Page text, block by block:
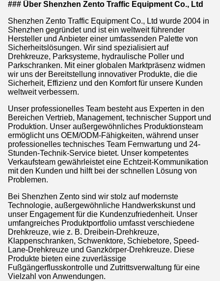
### Über Shenzhen Zento Traffic Equipment Co., Ltd
Shenzhen Zento Traffic Equipment Co., Ltd wurde 2004 in
Shenzhen gegründet und ist ein weltweit führender
Hersteller und Anbieter einer umfassenden Palette von
Sicherheitslösungen. Wir sind spezialisiert auf
Drehkreuze, Parksysteme, hydraulische Poller und
Parkschranken. Mit einer globalen Marktpräsenz widmen
wir uns der Bereitstellung innovativer Produkte, die die
Sicherheit, Effizienz und den Komfort für unsere Kunden
weltweit verbessern.
Unser professionelles Team besteht aus Experten in den
Bereichen Vertrieb, Management, technischer Support und
Produktion. Unser außergewöhnliches Produktionsteam
ermöglicht uns OEM/ODM-Fähigkeiten, während unser
professionelles technisches Team Fernwartung und 24-
Stunden-Technik-Service bietet. Unser kompetentes
Verkaufsteam gewährleistet eine Echtzeit-Kommunikation
mit den Kunden und hilft bei der schnellen Lösung von
Problemen.
Bei Shenzhen Zento sind wir stolz auf modernste
Technologie, außergewöhnliche Handwerkskunst und
unser Engagement für die Kundenzufriedenheit. Unser
umfangreiches Produktportfolio umfasst verschiedene
Drehkreuze, wie z. B. Dreibein-Drehkreuze,
Klappenschranken, Schwenktore, Schiebetore, Speed-
Lane-Drehkreuze und Ganzkörper-Drehkreuze. Diese
Produkte bieten eine zuverlässige
Fußgängerflusskontrolle und Zutrittsverwaltung für eine
Vielzahl von Anwendungen.